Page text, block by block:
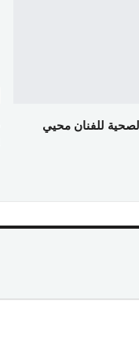
للفنان محيي